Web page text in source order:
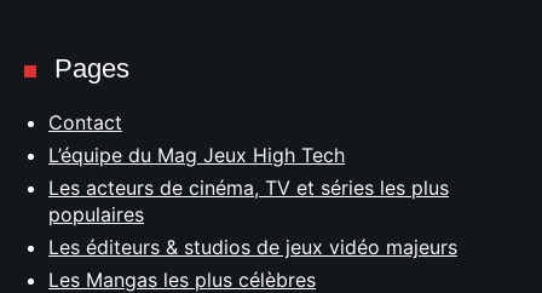
Pages
Contact
L’équipe du Mag Jeux High Tech
Les acteurs de cinéma, TV et séries les plus
populaires
Les éditeurs & studios de jeux vidéo majeurs
Les Mangas les plus célèbres